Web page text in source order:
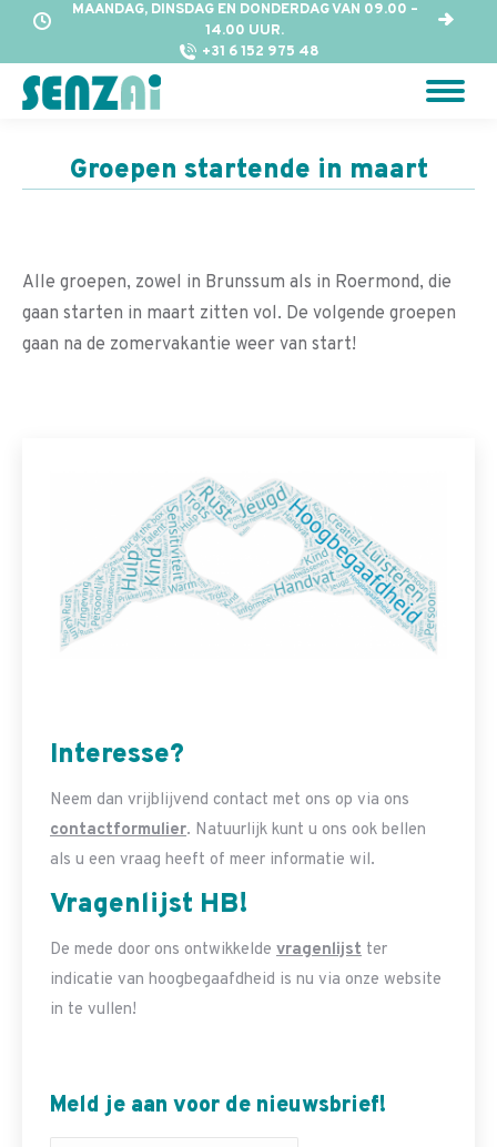
MAANDAG, DINSDAG EN DONDERDAG VAN 09.00 –
14.00 UUR.
+31 6 152 975 48
Groepen startende in maart
Alle groepen, zowel in Brunssum als in Roermond, die
gaan starten in maart zitten vol. De volgende groepen
gaan na de zomervakantie weer van start!
Interesse?
Neem dan vrijblijvend contact met ons op via ons
contactformulier. Natuurlijk kunt u ons ook bellen
als u een vraag heeft of meer informatie wil.
Vragenlijst HB!
De mede door ons ontwikkelde vragenlijst ter
indicatie van hoogbegaafdheid is nu via onze website
in te vullen!
Meld je aan voor de nieuwsbrief!